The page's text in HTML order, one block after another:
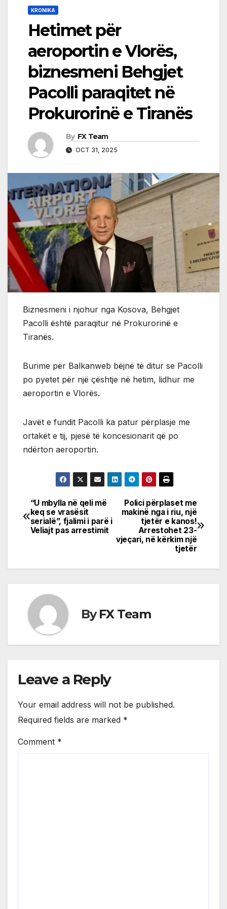
KRONIKA
Hetimet për
aeroportin e Vlorës,
biznesmeni Behgjet
Pacolli paraqitet në
Prokurorinë e Tiranës
By FX Team
OCT 31, 2025
Biznesmeni i njohur nga Kosova, Behgjet
Pacolli është paraqitur në Prokurorinë e
Tiranës.
Burime për Balkanweb bëjnë të ditur se Pacolli
po pyetet për një çështje në hetim, lidhur me
aeroportin e Vlorës.
Javët e fundit Pacolli ka patur përplasje me
ortakët e tij, pjesë të koncesionarit që po
ndërton aeroportin.
Post
navigation
Polici përplaset me
makinë nga i riu, një
tjetër e kanos!
Arrestohet 23-
vjeçari, në kërkim një
tjetër
“U mbylla në qeli më
keq se vrasësit
serialë”, fjalimi i parë i
Veliajt pas arrestimit
ByFX Team
Leave a Reply
Your email address will not be published.
Required fields are marked *
Comment *